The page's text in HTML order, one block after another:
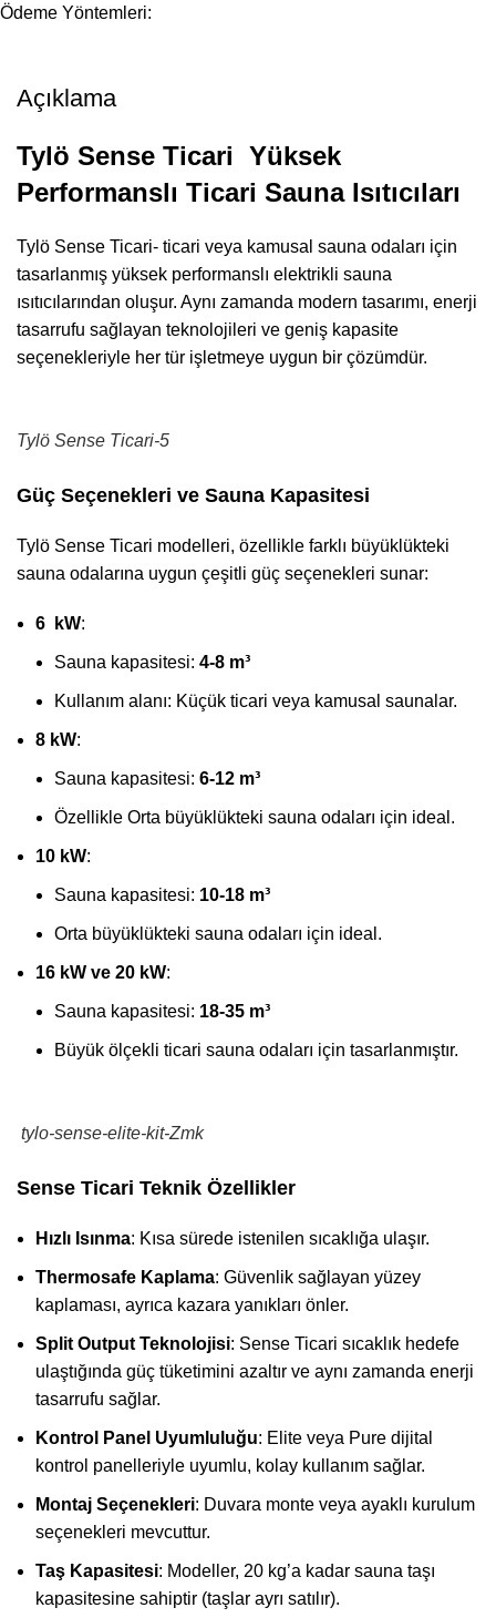
Ödeme Yöntemleri:
Açıklama
Tylö Sense Ticari Yüksek
Performanslı Ticari Sauna Isıtıcıları
Tylö Sense Ticari- ticari veya kamusal sauna odaları için
tasarlanmış yüksek performanslı elektrikli sauna
ısıtıcılarından oluşur. Aynı zamanda modern tasarımı, enerji
tasarrufu sağlayan teknolojileri ve geniş kapasite
seçenekleriyle her tür işletmeye uygun bir çözümdür.
Tylö Sense Ticari-5
Güç Seçenekleri ve Sauna Kapasitesi
Tylö Sense Ticari modelleri, özellikle farklı büyüklükteki
sauna odalarına uygun çeşitli güç seçenekleri sunar:
6 kW:
Sauna kapasitesi: 4-8 m³
Kullanım alanı: Küçük ticari veya kamusal saunalar.
8 kW:
Sauna kapasitesi: 6-12 m³
Özellikle Orta büyüklükteki sauna odaları için ideal.
10 kW:
Sauna kapasitesi: 10-18 m³
Orta büyüklükteki sauna odaları için ideal.
16 kW ve 20 kW:
Sauna kapasitesi: 18-35 m³
Büyük ölçekli ticari sauna odaları için tasarlanmıştır.
tylo-sense-elite-kit-Zmk
Sense Ticari Teknik Özellikler
Hızlı Isınma: Kısa sürede istenilen sıcaklığa ulaşır.
Thermosafe Kaplama: Güvenlik sağlayan yüzey
kaplaması, ayrıca kazara yanıkları önler.
Split Output Teknolojisi: Sense Ticari sıcaklık hedefe
ulaştığında güç tüketimini azaltır ve aynı zamanda enerji
tasarrufu sağlar.
Kontrol Panel Uyumluluğu: Elite veya Pure dijital
kontrol panelleriyle uyumlu, kolay kullanım sağlar.
Montaj Seçenekleri: Duvara monte veya ayaklı kurulum
seçenekleri mevcuttur.
Taş Kapasitesi: Modeller, 20 kg’a kadar sauna taşı
kapasitesine sahiptir (taşlar ayrı satılır).